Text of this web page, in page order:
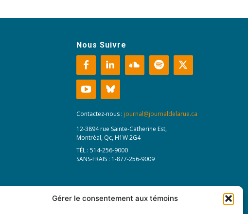
Gérer le consentement aux témoins
Nous Suivre
Contactez-nous : journal@journaldelarue.ca
12-3894 rue Sainte-Catherine Est,
Montréal, Qc, H1W 2G4
TÉL : 514-256-9000
SANS-FRAIS : 1-877-256-9009